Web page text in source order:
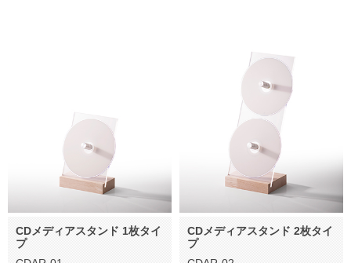
CDメディアスタンド 1枚タイ
プ
CDメディアスタンド 2枚タイ
プ